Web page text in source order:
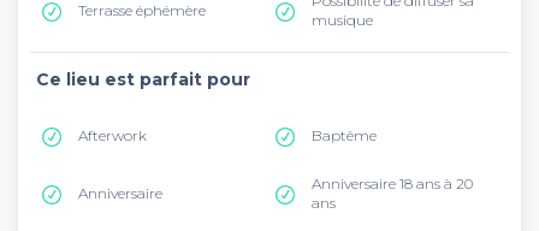
Terrasse éphémère
musique
Ce lieu est parfait pour
Afterwork Baptême
Anniversaire
Anniversaire 18 ans à 20
ans